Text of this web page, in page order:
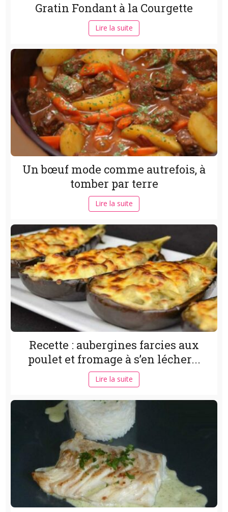
Gratin Fondant à la Courgette
Lire la suite
Un bœuf mode comme autrefois, à
tomber par terre
Lire la suite
Recette : aubergines farcies aux
poulet et fromage à s’en lécher...
Lire la suite